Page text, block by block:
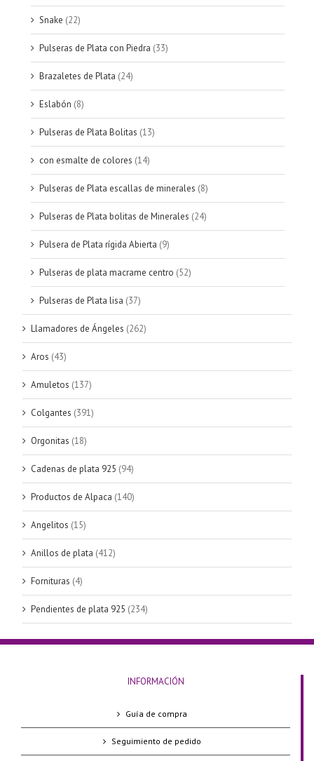
Snake (22)
Pulseras de Plata con Piedra (33)
Brazaletes de Plata (24)
Eslabón (8)
Pulseras de Plata Bolitas (13)
con esmalte de colores (14)
Pulseras de Plata escallas de minerales (8)
Pulseras de Plata bolitas de Minerales (24)
Pulsera de Plata rígida Abierta (9)
Pulseras de plata macrame centro (52)
Pulseras de Plata lisa (37)
Llamadores de Ángeles (262)
Aros (43)
Amuletos (137)
Colgantes (391)
Orgonitas (18)
Cadenas de plata 925 (94)
Productos de Alpaca (140)
Angelitos (15)
Anillos de plata (412)
Fornituras (4)
Pendientes de plata 925 (234)
INFORMACIÓN
Guía de compra
Seguimiento de pedido